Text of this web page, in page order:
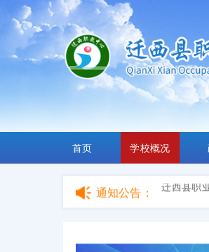
首页 学校概况
通知公告：
迁西职教
迁西县职
迁西职教
迁西县职
取结果公
迁西职教
【产教融
产教融合
关于开通
回眸2022